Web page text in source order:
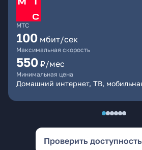
МТС
100 мбит/сек
Максимальная скорость
550 ₽/мес
Минимальная цена
Домашний интернет, ТВ,
Проверить